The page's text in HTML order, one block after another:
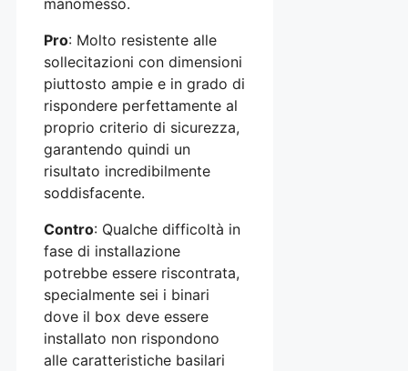
Pro: Molto resistente alle
sollecitazioni con dimensioni
piuttosto ampie e in grado di
rispondere perfettamente al
proprio criterio di sicurezza,
garantendo quindi un
risultato incredibilmente
soddisfacente.
Contro: Qualche difficoltà in
fase di installazione
potrebbe essere riscontrata,
specialmente sei i binari
dove il box deve essere
installato non rispondono
alle caratteristiche basilari